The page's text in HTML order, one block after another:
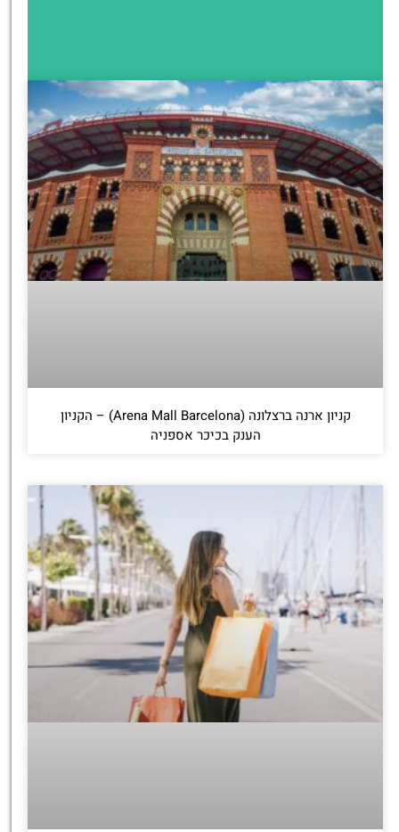
קניון ארנה ברצלונה (Arena Mall Barcelona) – הקניון
הענק בכיכר אספניה